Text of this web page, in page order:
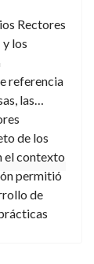
Rectores
los
referencia
las
de los
el contexto
permitió
de